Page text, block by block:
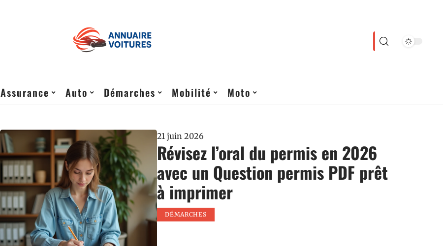
Assurance Auto Démarches Mobilité Moto
21 juin 2026
Révisez l’oral du permis en 2026
avec un Question permis PDF prêt
à imprimer
DÉMARCHES